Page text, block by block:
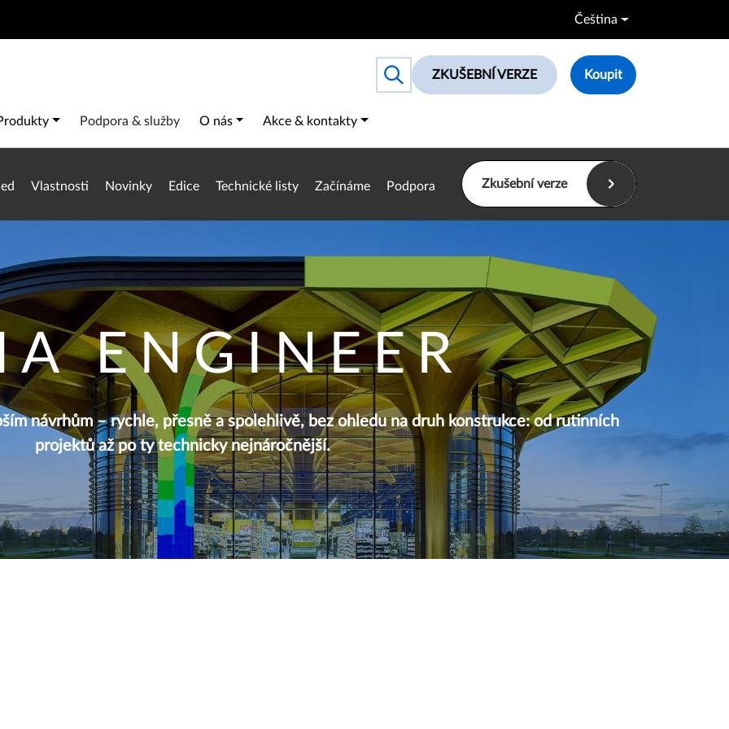
Čeština
Toggle search box
ZKUŠEBNÍ VERZE Koupit
navigation
Podpora & služby O nás Akce & kontakty
Vlastnosti Novinky Edice Technické listy Začínáme Podpora Zkušební verze
ENGINEER
návrhům – rychle, přesně a spolehlivě, bez ohledu na druh konstrukce: od rutinních
projektů až po ty technicky nejnáročnější.